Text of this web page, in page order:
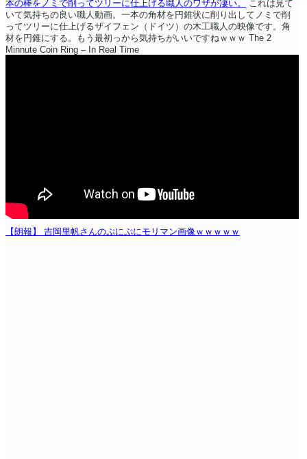
本の棒をノミで削ってツリーに仕上げる職人のワザが凄い。
これは見て
いて気持ちの良い職人動画。一本の角材を円錐状に削り出してノミで削
ってツリーに仕上げるザイフェン（ドイツ）の木工職人の映像です。角
材を円錐にする。もう最初っから気持ちがいいですねｗｗｗ The 2
Minnute Coin Ring – In Real Time
【朗報】 吉岡里帆さんのぷにぷにモリマン画像ｗｗｗｗｗ